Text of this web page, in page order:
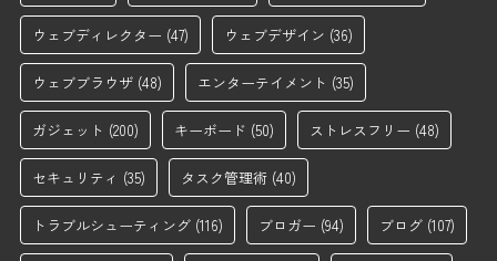
ウェブディレクター (47) ウェブデザイン (36)
ウェブブラウザ (48) エンターテイメント (35)
ガジェット (200) キーボード (50) ストレスフリー (48)
セキュリティ (35) タスク管理術 (40)
トラブルシューティング (116) ブロガー (94) ブログ (107)